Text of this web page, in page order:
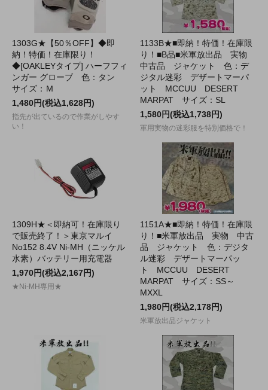
1303G★【50％OFF】◆即
納！特価！在庫限り！
◆[OAKLEYタイプ] ハーフフィ
ンガー グローブ 色：タン
サイズ：Ｍ
1,480円(税込1,628円)
指先が出ているので作業がしやす
い！
1133B★■即納！特価！在庫限
り！■B品■米軍放出品 実物
中古品 ジャケット 色：デ
ジタル迷彩 デザートマーパ
ット MCCUU DESERT
MARPAT サイズ：SL
1,580円(税込1,738円)
軍用実物の迷彩服を特別価格で！
1309H★＜即納可！在庫限り
で販売終了！＞東京マルイ
No152 8.4V Ni-MH（ニッケル
水素）バッテリー用充電器
1,970円(税込2,167円)
★Ni-MH専用★
1151A★■即納！特価！在庫限
り！■米軍放出品 実物 中古
品 ジャケット 色：デジタ
ル迷彩 デザートマーパッ
ト MCCUU DESERT
MARPAT サイズ：SS～
MXXL
1,980円(税込2,178円)
米軍放出品ジャケット